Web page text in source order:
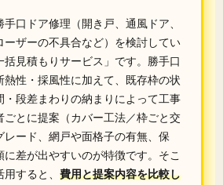
口ドア修理（開き戸、通風ドア、
ーザーの不具合など）を検討してい
括見積もりサービス」です。勝手口
熱性・採風性に加えて、既存枠の状
・段差まわりの納まりによって工事
ごとに提案（カバー工法／枠ごと交
レード、網戸や面格子の有無、保
差が出やすいのが特徴です。そこ
すると、 費用と提案内容を比較し